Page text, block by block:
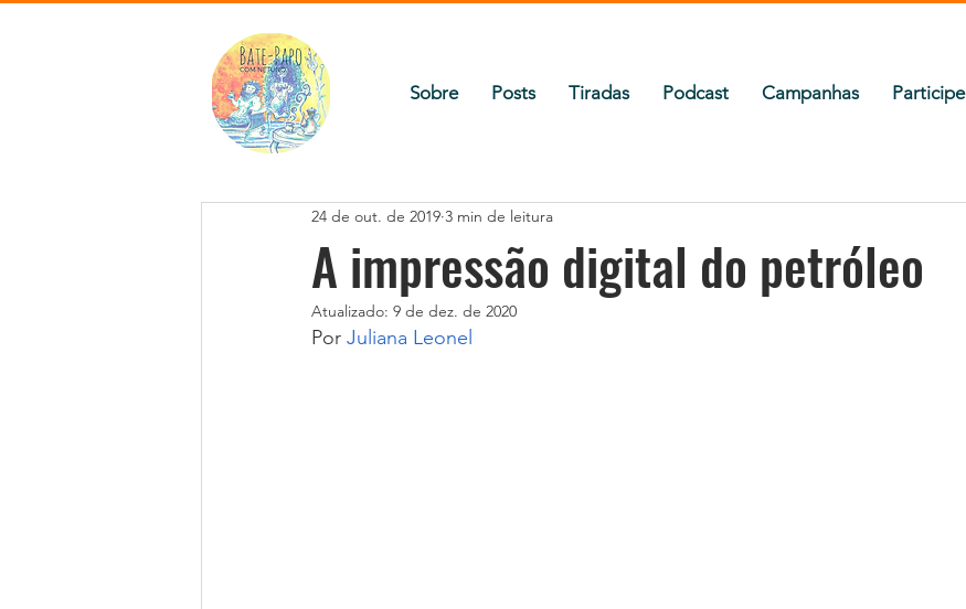
Sobre Posts Tiradas Podcast Campanhas Participe
A impressão digital do petróleo
24 de out. de 2019 3 min de leitura
Atualizado: 9 de dez. de 2020
Por Juliana Leonel